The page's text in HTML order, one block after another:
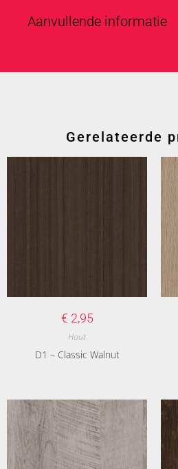
Aanvullende informatie
Gerelateerde
€ 2,95
Hout
D1 – Classic Walnut